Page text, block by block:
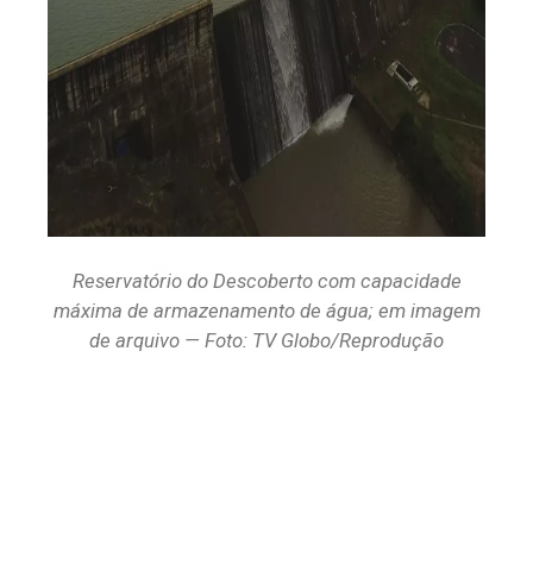
Reservatório do Descoberto com capacidade
máxima de armazenamento de água; em imagem
de arquivo — Foto: TV Globo/Reprodução